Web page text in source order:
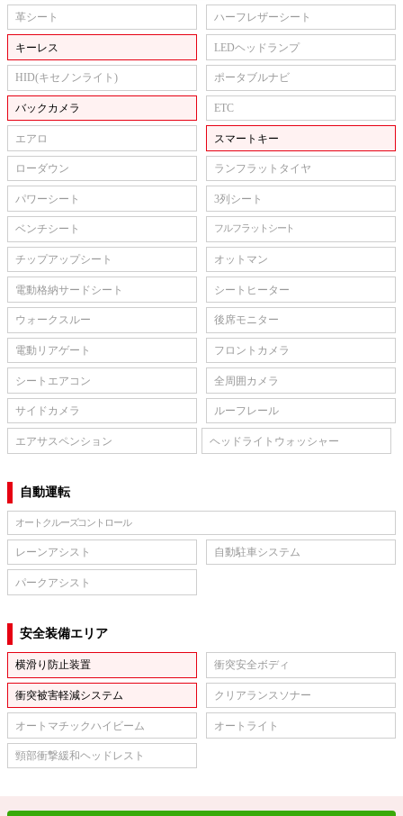
革シート ハーフレザーシート
キーレス LEDヘッドランプ
HID(キセノンライト) ポータブルナビ
バックカメラ ETC
エアロ スマートキー
ローダウン ランフラットタイヤ
パワーシート 3列シート
ベンチシート フルフラットシート
チップアップシート オットマン
電動格納サードシート シートヒーター
ウォークスルー 後席モニター
電動リアゲート フロントカメラ
シートエアコン 全周囲カメラ
サイドカメラ ルーフレール
エアサスペンション ヘッドライトウォッシャー
自動運転
オートクルーズコントロール
レーンアシスト 自動駐車システム
パークアシスト
安全装備エリア
横滑り防止装置 衝突安全ボディ
衝突被害軽減システム クリアランスソナー
オートマチックハイビーム オートライト
頸部衝撃緩和ヘッドレスト